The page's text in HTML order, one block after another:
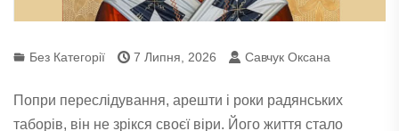
Без Категорії 7 Липня, 2026 Савчук Оксана
Попри переслідування, арешти і роки радянських
таборів, він не зрікся своєї віри. Його життя стало